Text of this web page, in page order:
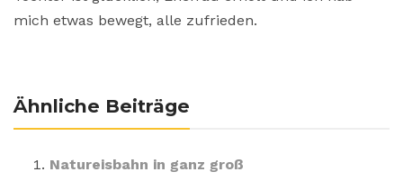
mich etwas bewegt, alle zufrieden.
Ähnliche Beiträge
Natureisbahn in ganz groß